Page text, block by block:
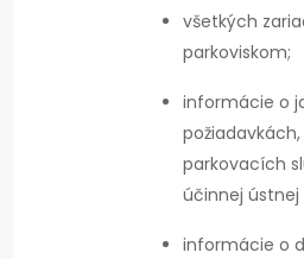
všetkých
parkoviskom;
informácie o
parkovacích
účinnej ústnej
informácie o